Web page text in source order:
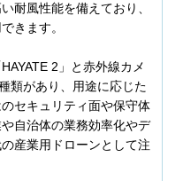
耐風性能を備えており、
きます。
2」と赤外線カメ
類があり、用途に応じた
セキュリティ面や保守体
自治体の業務効率化やデ
産業用ドローンとして注